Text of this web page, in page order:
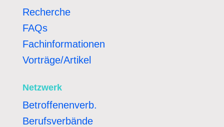
Recherche
FAQs
Fachinformationen
Vorträge/Artikel
Netzwerk
Betroffenenverb.
Berufsverbände